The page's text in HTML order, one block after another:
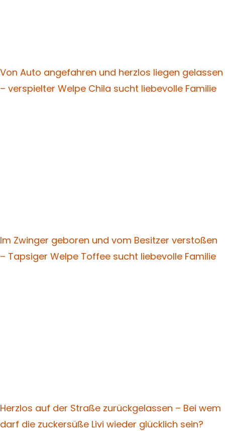
Von Auto angefahren und herzlos liegen gelassen
– verspielter Welpe Chila sucht liebevolle Familie
Im Zwinger geboren und vom Besitzer verstoßen
– Tapsiger Welpe Toffee sucht liebevolle Familie
Herzlos auf der Straße zurückgelassen – Bei wem
darf die zuckersüße Livi wieder glücklich sein?